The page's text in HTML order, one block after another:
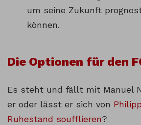
um seine Zukunft
können.
Die Optionen für den
Es steht und fällt mit Manuel
er oder lässt er sich von
Ruhestand soufflieren?